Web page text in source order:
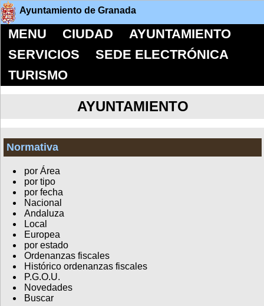
Ayuntamiento de Granada
MENU CIUDAD
AYUNTAMIENTO
SERVICIOS
SEDE ELECTRÓNICA
TURISMO
AYUNTAMIENTO
Normativa
por Área
por tipo
por fecha
Nacional
Andaluza
Local
Europea
por estado
Ordenanzas fiscales
Histórico ordenanzas fiscales
P.G.O.U.
Novedades
Buscar